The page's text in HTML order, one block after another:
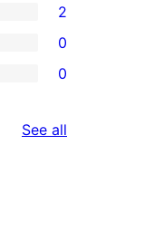
2
0
0
See all